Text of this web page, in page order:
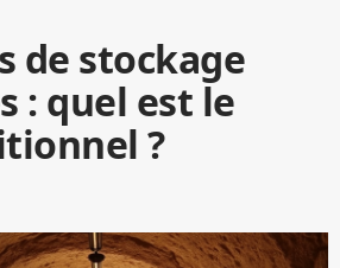
de stockage
: quel est le
?